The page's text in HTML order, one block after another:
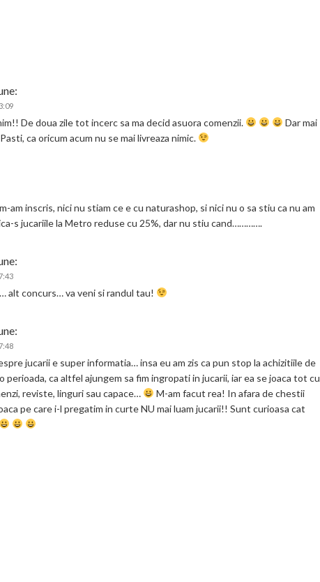
De doua zile tot incerc sa ma decid asuora comenzii.
Dar mai
ca oricum acum nu se mai livreaza nimic.
am inscris, nici nu stiam ce e cu naturashop, si nici nu o sa stiu ca nu am
s jucariile la Metro reduse cu 25%, dar nu stiu cand………….
alt concurs… va veni si randul tau!
jucarii e super informatia… insa eu am zis ca pun stop la achizitiile de
perioada, ca altfel ajungem sa fim ingropati in jucarii, iar ea se joaca tot cu
reviste, linguri sau capace…
M-am facut rea! In afara de chestii
pe care i-l pregatim in curte NU mai luam jucarii!! Sunt curioasa cat